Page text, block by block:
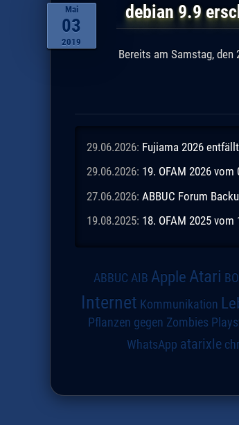
Mai
03
2019
debian 9.9
Bereits am Samstag, den
29.06.2026: Fujiama 2026
29.06.2026: 19. OFAM 2026 vom
27.06.2026: ABBUC Forum
19.08.2025: 18. OFAM 2025 vom
ABBUC AIB Apple Atari
Internet Kommunikation
Pflanzen gegen Zombies
WhatsApp atarixle